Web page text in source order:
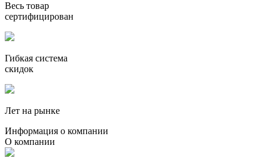
Весь товар
сертифицирован
Гибкая система
скидок
Лет на рынке
Информация о компании
О компании